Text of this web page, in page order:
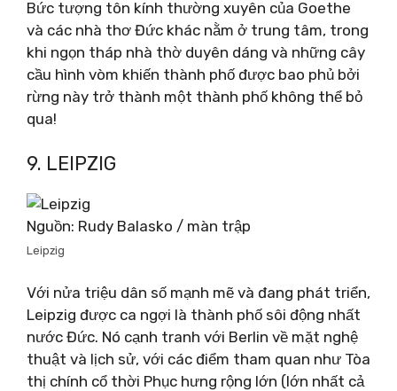
Bức tượng tôn kính thường xuyên của Goethe
và các nhà thơ Đức khác nằm ở trung tâm, trong
khi ngọn tháp nhà thờ duyên dáng và những cây
cầu hình vòm khiến thành phố được bao phủ bởi
rừng này trở thành một thành phố không thể bỏ
qua!
9. LEIPZIG
Nguồn: Rudy Balasko / màn trập
Leipzig
Với nửa triệu dân số mạnh mẽ và đang phát triển,
Leipzig được ca ngợi là thành phố sôi động nhất
nước Đức. Nó cạnh tranh với Berlin về mặt nghệ
thuật và lịch sử, với các điểm tham quan như Tòa
thị chính cổ thời Phục hưng rộng lớn (lớn nhất cả